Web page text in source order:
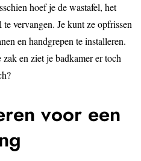
hoef je de wastafel, het
vervangen. Je kunt ze opfrissen
en handgrepen te installeren.
en ziet je badkamer er toch
voor een